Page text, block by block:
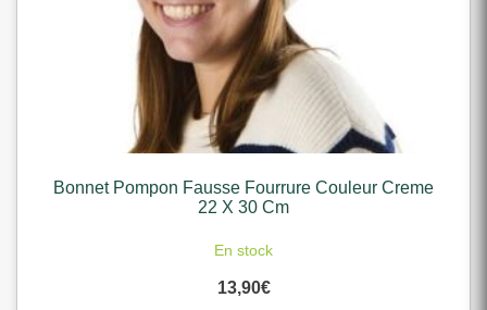
Bonnet Pompon Fausse Fourrure Couleur Creme
22 X 30 Cm
En stock
13,90€